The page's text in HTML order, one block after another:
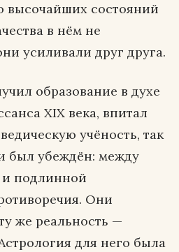
высочайших состояний
в нём не
усиливали друг друга.
образование в духе
XIX века, впитал
учёность, так
был убеждён: между
подлинной
Они
же реальность —
для него была